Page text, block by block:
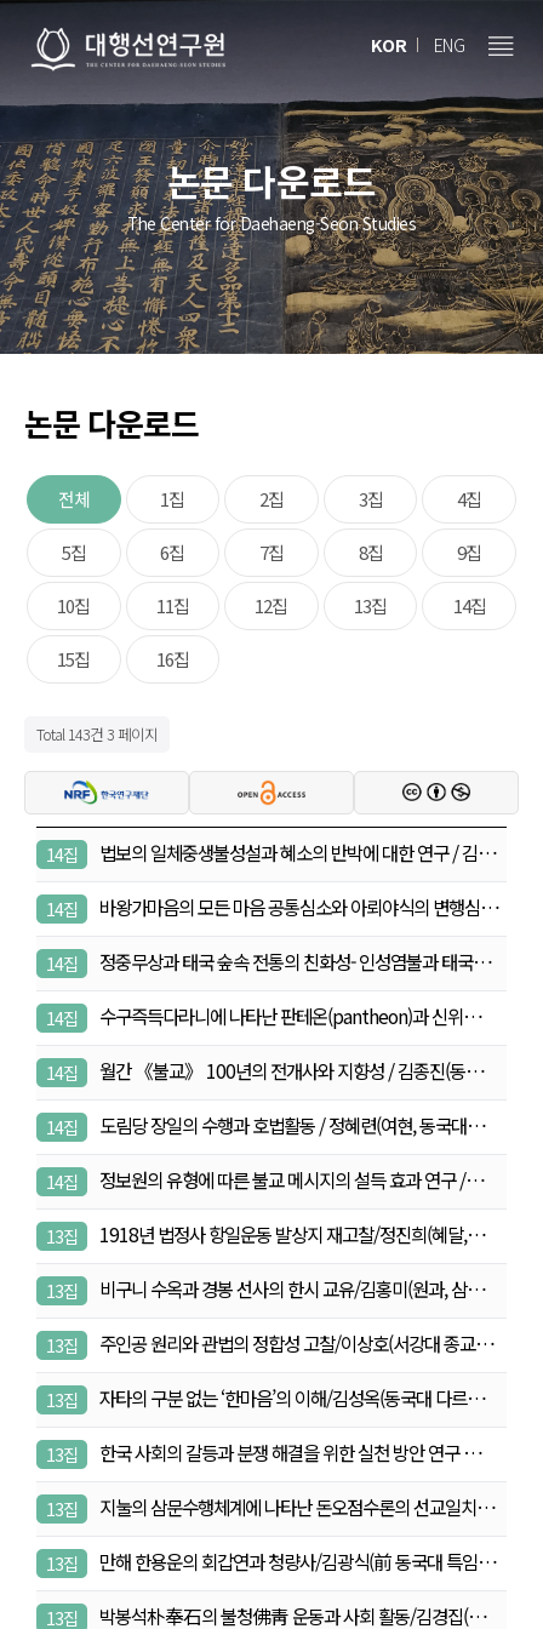
KOR ENG
논문 다운로드
The Center for Daehaeng-Seon Studies
논문 다운로드
전체 1집 2집 3집 4집
5집 6집 7집 8집 9집
10집 11집 12집 13집 14집
15집 16집
Total 143건3 페이지
14집 법보의 일체중생불성설과 혜소의 반박에 대한 연구 / 김…
14집
바왕가마음의 모든 마음 공통심소와 아뢰야식의 변행심소
…
14집
정중무상과 태국 숲속 전통의 친화성- 인성염불과 태국
의…
14집 수구즉득다라니에 나타난 판테온(pantheon)과 신위…
14집 월간 《불교》 100년의 전개사와 지향성 / 김종진(동…
14집 도림당 장일의 수행과 호법활동 / 정혜련(여현, 동국대…
14집 정보원의 유형에 따른 불교 메시지의 설득 효과 연구 /…
13집 1918년 법정사 항일운동 발상지 재고찰/정진희(혜달,…
13집 비구니 수옥과 경봉 선사의 한시 교유/김홍미(원과, 삼…
13집
주인공 원리와 관법의 정합성 고찰/이상호(서강대 종교
연…
13집 자타의 구분 없는 ‘한마음’의 이해/김성옥(동국대 다르…
13집 한국 사회의 갈등과 분쟁 해결을 위한 실천 방안 연구 …
13집
지눌의 삼문수행체계에 나타난 돈오점수론의 선교일치적
특…
13집
만해 한용운의 회갑연과 청량사/김광식(前 동국대 특임
교…
13집
박봉석朴奉石의 불청佛靑 운동과 사회 활동/김경집(동국